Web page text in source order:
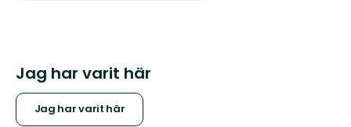
Jag har varit här
Jag har varit här